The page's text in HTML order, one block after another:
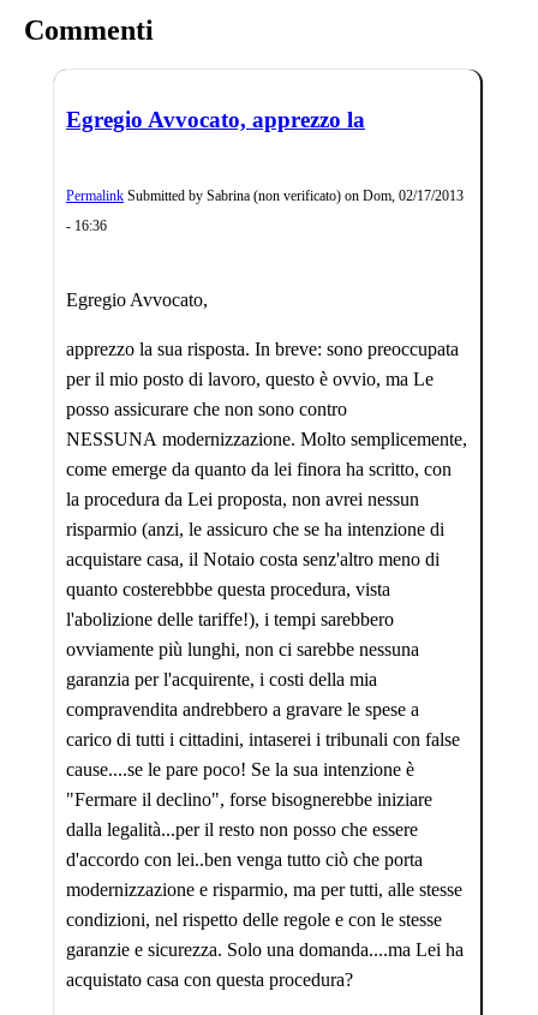
Commenti
Egregio Avvocato, apprezzo la
Permalink Submitted by Sabrina (non verificato) on Dom, 02/17/2013
- 16:36
Egregio Avvocato,
apprezzo la sua risposta. In breve: sono preoccupata
per il mio posto di lavoro, questo è ovvio, ma Le
posso assicurare che non sono contro
NESSUNA modernizzazione. Molto semplicemente,
come emerge da quanto da lei finora ha scritto, con
la procedura da Lei proposta, non avrei nessun
risparmio (anzi, le assicuro che se ha intenzione di
acquistare casa, il Notaio costa senz'altro meno di
quanto costerebbbe questa procedura, vista
l'abolizione delle tariffe!), i tempi sarebbero
ovviamente più lunghi, non ci sarebbe nessuna
garanzia per l'acquirente, i costi della mia
compravendita andrebbero a gravare le spese a
carico di tutti i cittadini, intaserei i tribunali con false
cause....se le pare poco! Se la sua intenzione è
"Fermare il declino", forse bisognerebbe iniziare
dalla legalità...per il resto non posso che essere
d'accordo con lei..ben venga tutto ciò che porta
modernizzazione e risparmio, ma per tutti, alle stesse
condizioni, nel rispetto delle regole e con le stesse
garanzie e sicurezza. Solo una domanda....ma Lei ha
acquistato casa con questa procedura?